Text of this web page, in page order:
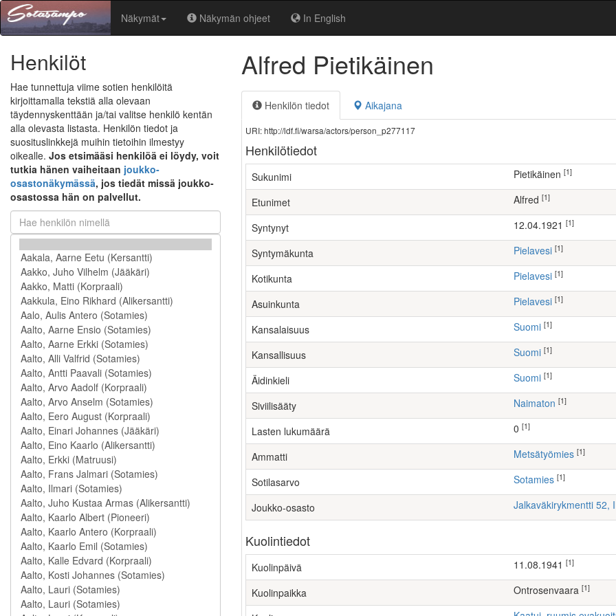
Näkymät Näkymän ohjeet In English
Henkilöt
Hae tunnettuja viime sotien henkilöitä
kirjoittamalla tekstiä alla olevaan
täydennyskenttään ja/tai valitse henkilö kentän
alla olevasta listasta. Henkilön tiedot ja
suosituslinkkejä muihin tietoihin ilmestyy
oikealle. Jos etsimääsi henkilöä ei löydy, voit
tutkia hänen vaiheitaan joukko-
osastonäkymässä, jos tiedät missä joukko-
osastossa hän on palvellut.
Alfred Pietikäinen
Henkilön tiedot Aikajana
URI: http://ldf.fi/warsa/actors/person_p277117
Henkilötiedot
Sukunimi Pietikäinen [1]
Etunimet Alfred [1]
Syntynyt 12.04.1921 [1]
Syntymäkunta Pielavesi [1]
Kotikunta Pielavesi [1]
Asuinkunta Pielavesi [1]
Kansalaisuus Suomi [1]
Kansallisuus Suomi [1]
Äidinkieli Suomi [1]
Siviilisääty Naimaton [1]
Lasten lukumäärä [1]
Ammatti metsätyömies [1]
Sotilasarvo Sotamies [1]
Joukko-osasto Jalkaväkirykmentti 52,
Kuolintiedot
Kuolinpäivä 11.08.1941 [1]
Kuolinpaikka Ontrosenvaara [1]